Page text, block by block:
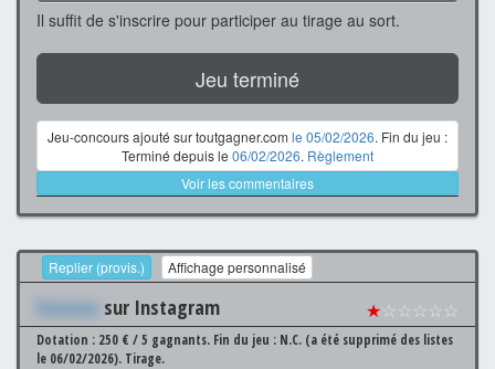
Il suffit de s'inscrire pour participer au tirage au sort.
Jeu terminé
Jeu-concours ajouté sur toutgagner.com le 05/02/2026. Fin du jeu :
Terminé depuis le 06/02/2026. Règlement
Voir les commentaires
Replier (provis.) Affichage personnalisé
Xxxxxxx sur Instagram ★☆☆☆☆☆
Dotation : 250 € / 5 gagnants. Fin du jeu : N.C. (a été supprimé des listes
le 06/02/2026). Tirage.